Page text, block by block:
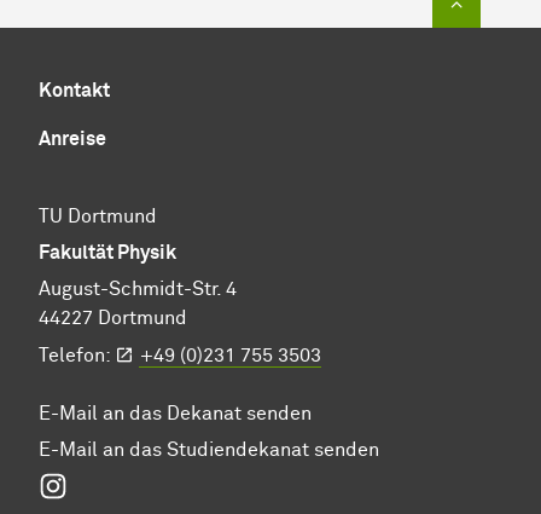
Kontakt
Anreise
TU Dortmund
Fakultät Physik
August-Schmidt-Str. 4
44227 Dortmund
Telefon:
+49 (0)231 755 3503
E-Mail an das Dekanat senden
E-Mail an das Studiendekanat senden